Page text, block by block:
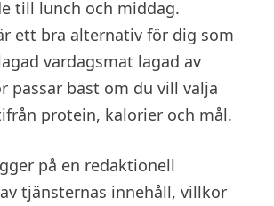
till lunch och middag.
ett bra alternativ för dig som
vardagsmat lagad av
passar bäst om du vill välja
protein, kalorier och mål.
på en redaktionell
tjänsternas innehåll, villkor